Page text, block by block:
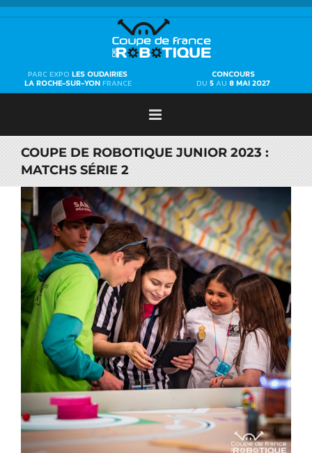
Passer
au
PARC EXPO LES OUDAIRIES
LA ROCHE-SUR-YONFRANCE
CONCOURS
DU 5AU 8 MAI 2027
COUPE DE ROBOTIQUE JUNIOR 2023 :
MATCHS SÉRIE 2
Voir
l'image
agrandie